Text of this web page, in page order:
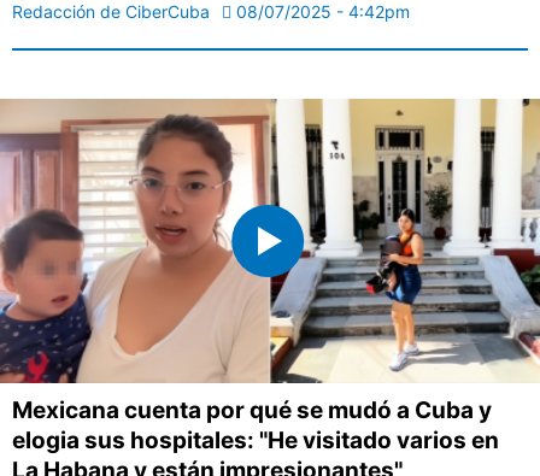
Redacción de CiberCuba 08/07/2025 - 4:42pm
Mexicana cuenta por qué se mudó a Cuba y
elogia sus hospitales: "He visitado varios en
La Habana y están impresionantes"